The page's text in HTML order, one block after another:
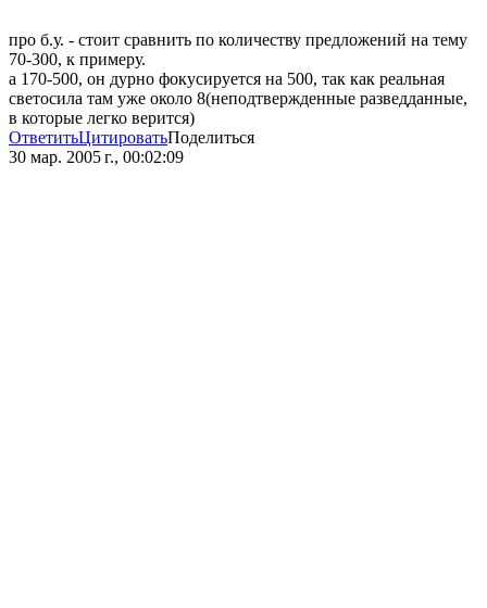
про б.у. - стоит сравнить по количеству предложений на тему
70-300, к примеру.
а 170-500, он дурно фокусируется на 500, так как реальная
светосила там уже около 8(неподтвержденные разведданные,
в которые легко верится)
ОтветитьЦитироватьПоделиться
30 мар. 2005 г., 00:02:09